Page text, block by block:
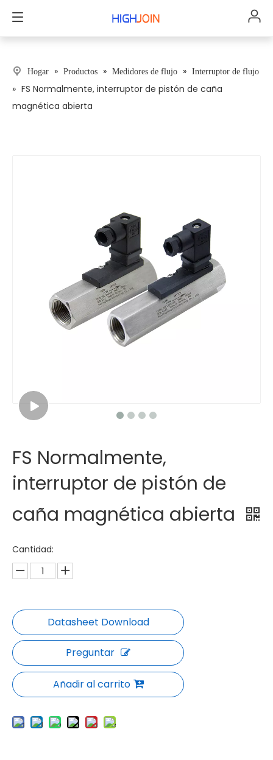
Hogar » Productos » Medidores de flujo » Interruptor de flujo
» FS Normalmente, interruptor de pistón de caña
magnética abierta
FS Normalmente,
interruptor de pistón de
caña magnética abierta
Cantidad:
Preguntar
Añadir al carrito